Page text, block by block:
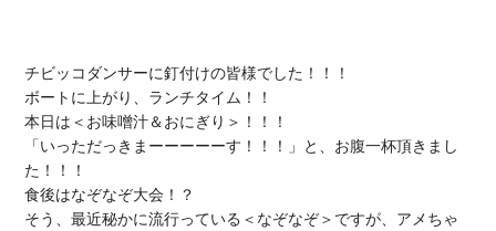
チビッコダンサーに釘付けの皆様でした！！！
ボートに上がり、ランチタイム！！
本日は＜お味噌汁＆おにぎり＞！！！
「いっただっきまーーーーーす！！！」と、お腹一杯頂きまし
た！！！
食後はなぞなぞ大会！？
そう、最近秘かに流行っている＜なぞなぞ＞ですが、アメちゃ